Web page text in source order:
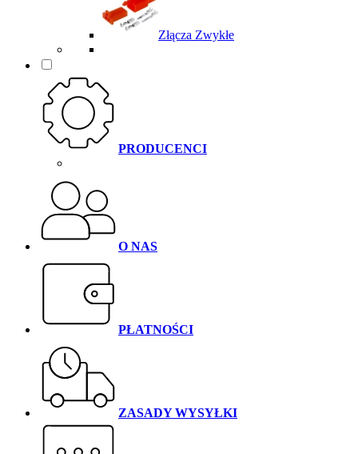
Złącza Zwykłe
PRODUCENCI
O NAS
PŁATNOŚCI
ZASADY WYSYŁKI